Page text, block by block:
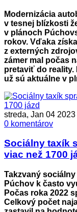
Modernizácia
v tesnej blízkosti
v plánoch
rokov. Vďaka
z externých
zámer mal počas
pretaviť do reality.
už sú aktuálne v
streda, Jan 04 2023
0 komentárov
Sociálny taxík
viac než 1700
Takzvaný
Púchov k často
Počas roka 2022
Celkový počet